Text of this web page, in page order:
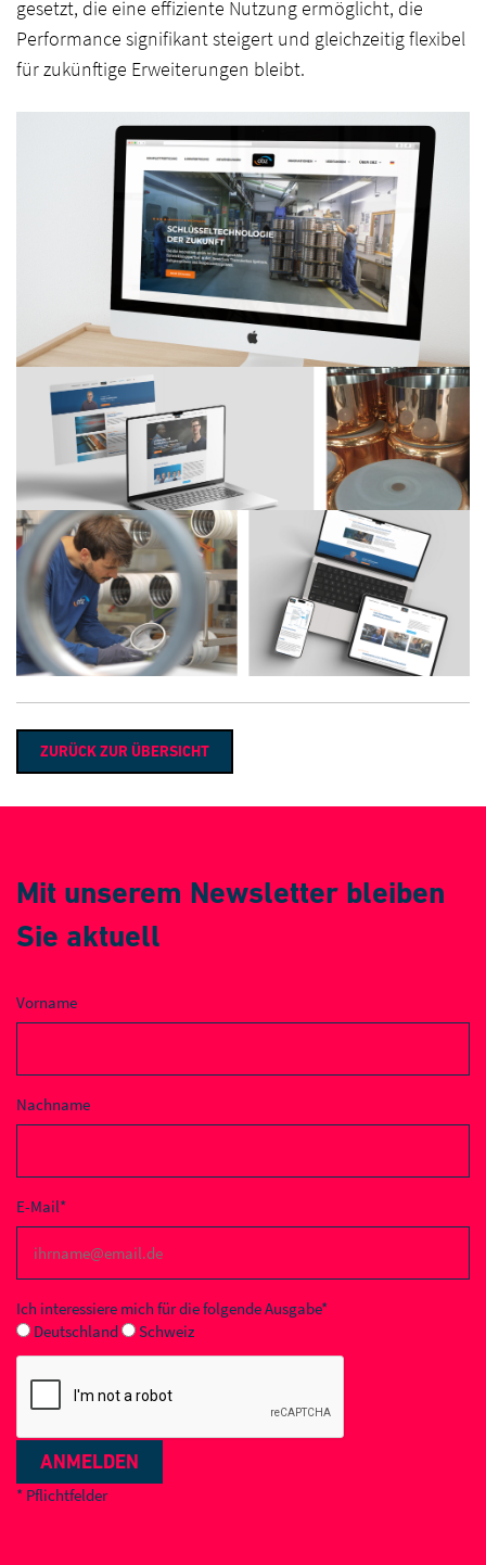
Agentur
Blog
Startseite
gesetzt, die eine effiziente Nutzung ermöglicht, die
Performance signifikant steigert und gleichzeitig flexibel
für zukünftige Erweiterungen bleibt.
ZURÜCK ZUR ÜBERSICHT
Mit unserem Newsletter bleiben
Sie aktuell
Vorname
Nachname
E-Mail*
Ich interessiere mich für die folgende Ausgabe*
Deutschland
Schweiz
ANMELDEN
* Pflichtfelder